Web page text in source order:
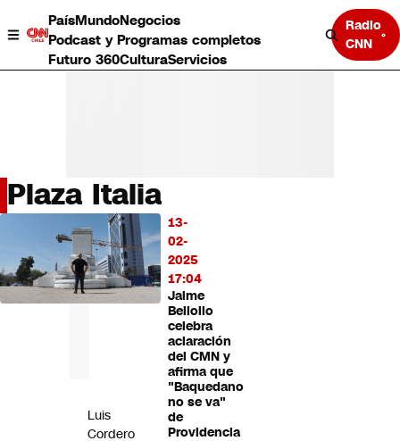
PaísMundoNegocios
Podcast y Programas completos
Futuro 360CulturaServicios
Radio
CNN
País
Mundo
Negocios
Deportes
Programas completos
Plaza Italia
13-
02-
2025
17:04
Jaime
Bellolio
celebra
aclaración
del CMN y
afirma que
"Baquedano
no se va"
de
Providencia
MÁS
LEÍDO
Luis
Cordero